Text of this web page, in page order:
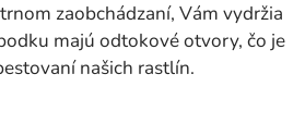
zaobchádzaní, Vám vydržia
majú odtokové otvory, čo je
našich rastlín.